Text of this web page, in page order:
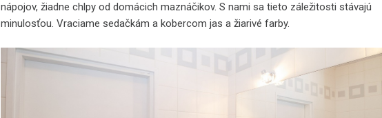
nápojov, žiadne chlpy od domácich maznáčikov. S nami sa tieto záležitosti stávajú
minulosťou. Vraciame sedačkám a kobercom jas a žiarivé farby.